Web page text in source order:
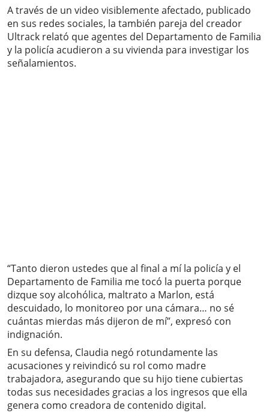
A través de un video visiblemente afectado, publicado
en sus redes sociales, la también pareja del creador
Ultrack relató que agentes del Departamento de Familia
y la policía acudieron a su vivienda para investigar los
señalamientos.
“Tanto dieron ustedes que al final a mí la policía y el
Departamento de Familia me tocó la puerta porque
dizque soy alcohólica, maltrato a Marlon, está
descuidado, lo monitoreo por una cámara… no sé
cuántas mierdas más dijeron de mí”, expresó con
indignación.
En su defensa, Claudia negó rotundamente las
acusaciones y reivindicó su rol como madre
trabajadora, asegurando que su hijo tiene cubiertas
todas sus necesidades gracias a los ingresos que ella
genera como creadora de contenido digital.